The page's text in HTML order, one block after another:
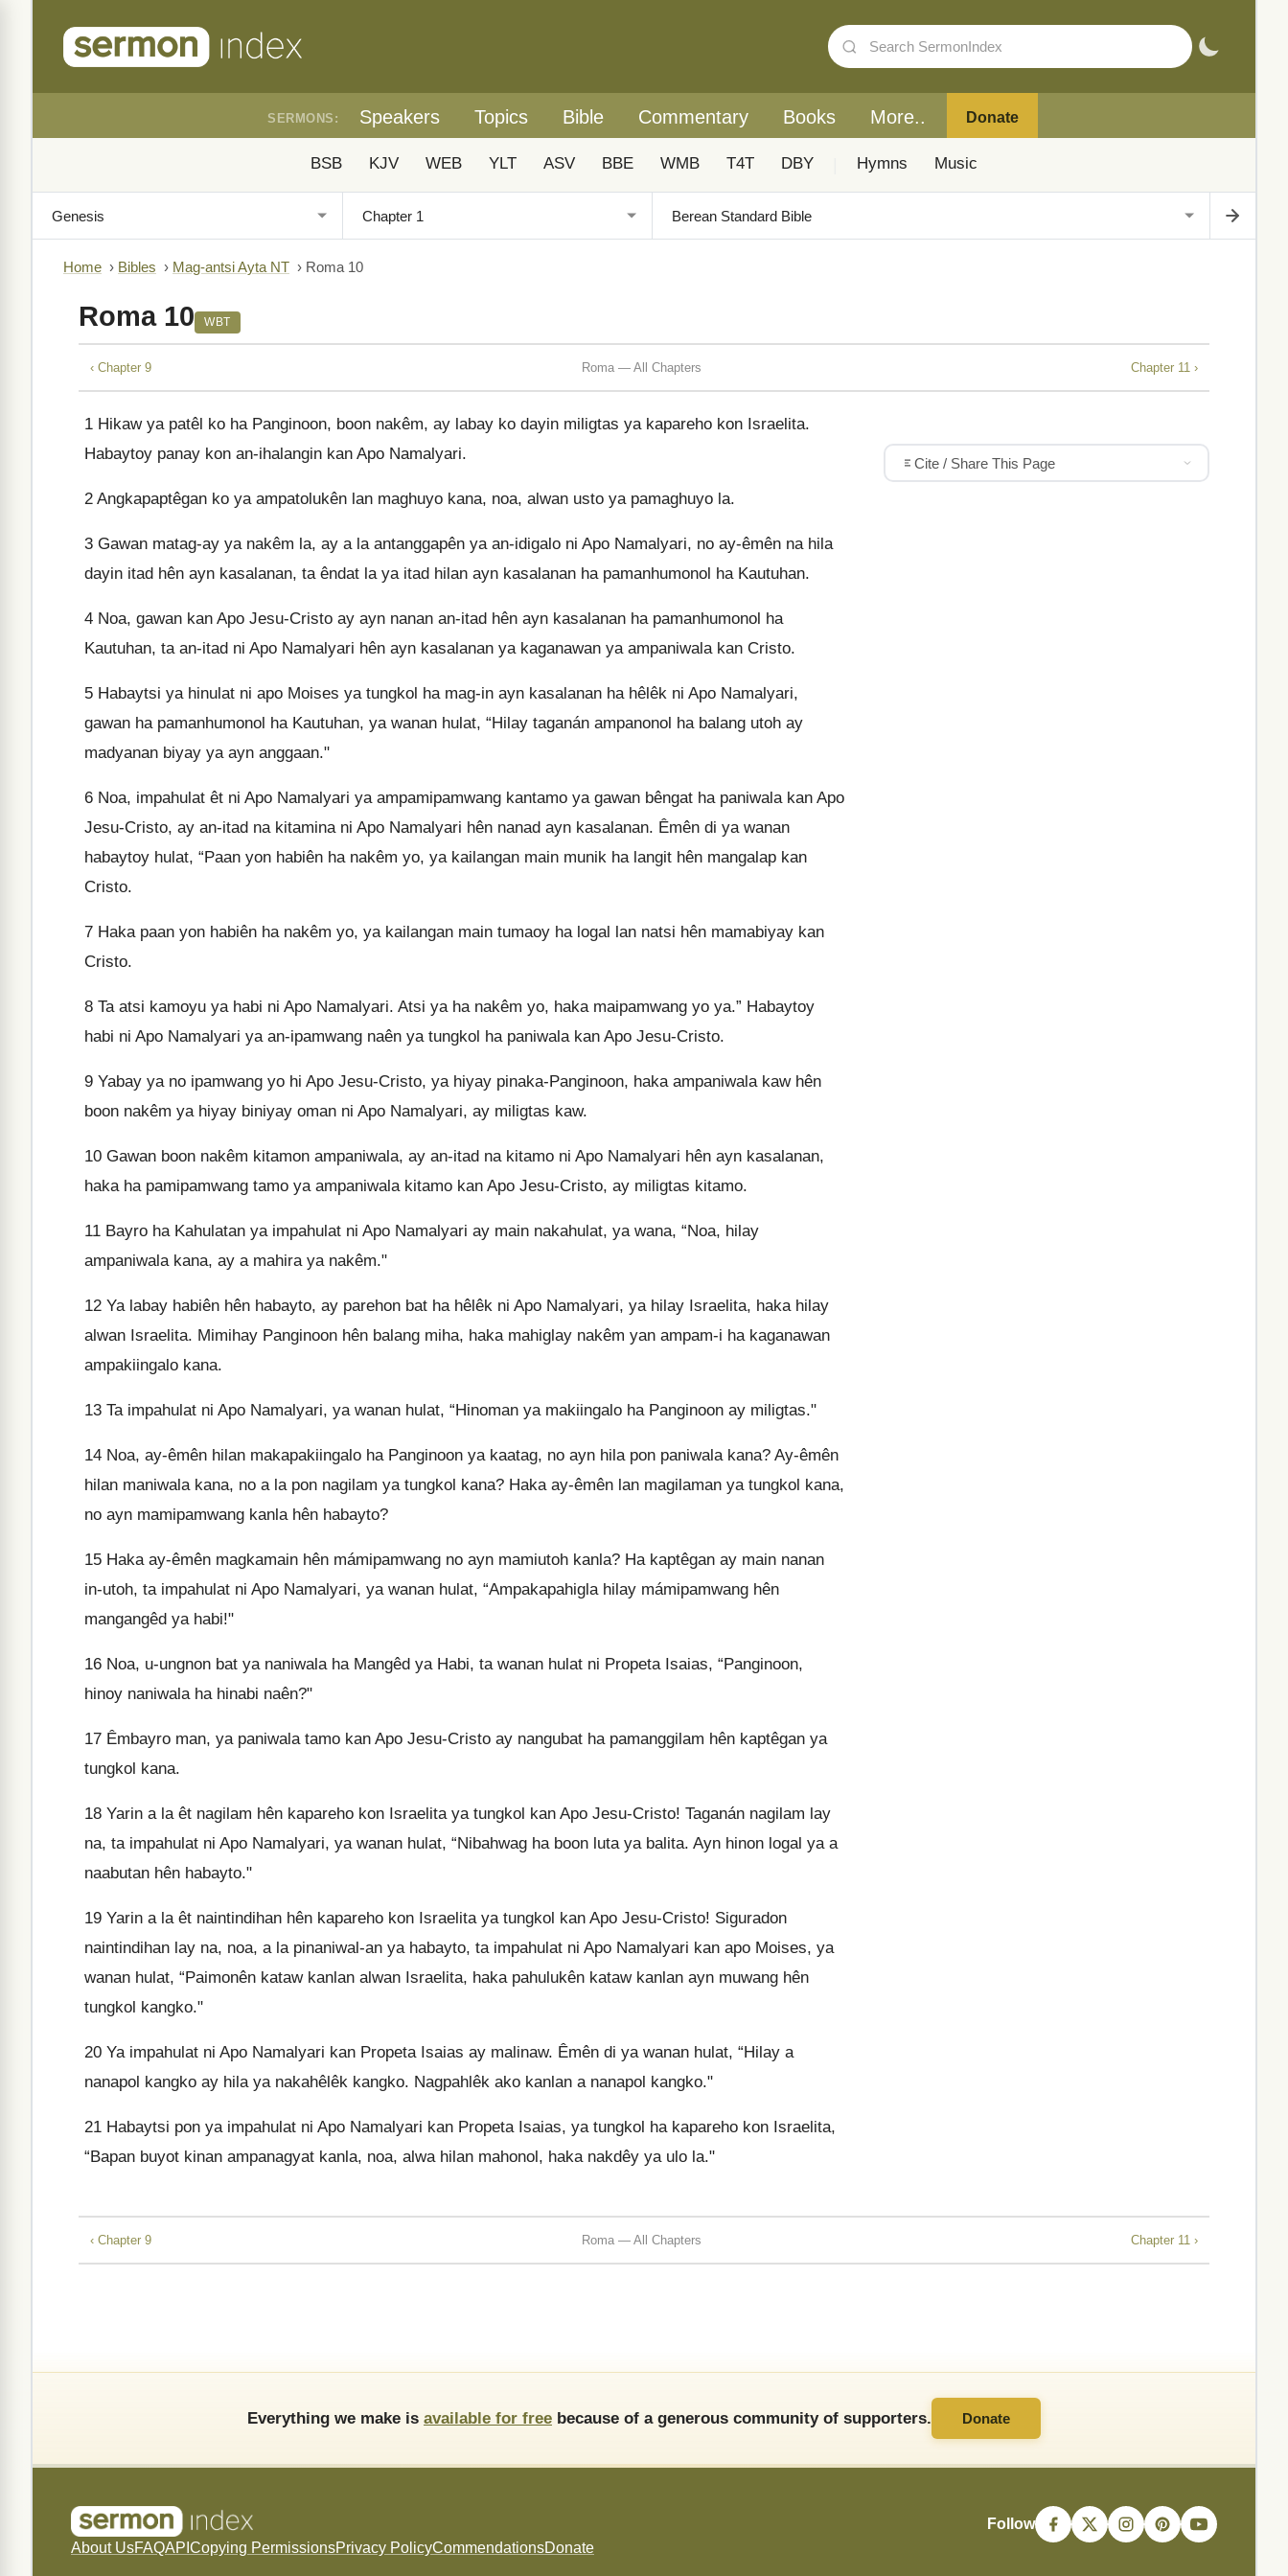
SERMONS: Speakers Topics Bible Commentary Books More.. Donate
BSB KJV WEB YLT ASV BBE WMB T4T DBY Hymns Music
Home › Bibles › Mag-antsi Ayta NT › Roma 10
Roma 10 WBT
‹ Chapter 9 Roma — All Chapters Chapter 11 ›
1 Hikaw ya patêl ko ha Panginoon, boon nakêm, ay labay ko dayin miligtas ya kapareho kon Israelita.
Habaytoy panay kon an-ihalangin kan Apo Namalyari.
2 Angkapaptêgan ko ya ampatolukên lan maghuyo kana, noa, alwan usto ya pamaghuyo la.
3 Gawan matag-ay ya nakêm la, ay a la antanggapên ya an-idigalo ni Apo Namalyari, no ay-êmên na hila
dayin itad hên ayn kasalanan, ta êndat la ya itad hilan ayn kasalanan ha pamanhumonol ha Kautuhan.
4 Noa, gawan kan Apo Jesu-Cristo ay ayn nanan an-itad hên ayn kasalanan ha pamanhumonol ha
Kautuhan, ta an-itad ni Apo Namalyari hên ayn kasalanan ya kaganawan ya ampaniwala kan Cristo.
5 Habaytsi ya hinulat ni apo Moises ya tungkol ha mag-in ayn kasalanan ha hêlêk ni Apo Namalyari,
gawan ha pamanhumonol ha Kautuhan, ya wanan hulat, “Hilay taganán ampanonol ha balang utoh ay
madyanan biyay ya ayn anggaan."
6 Noa, impahulat êt ni Apo Namalyari ya ampamipamwang kantamo ya gawan bêngat ha paniwala kan Apo
Jesu-Cristo, ay an-itad na kitamina ni Apo Namalyari hên nanad ayn kasalanan. Êmên di ya wanan
habaytoy hulat, “Paan yon habiên ha nakêm yo, ya kailangan main munik ha langit hên mangalap kan
Cristo.
7 Haka paan yon habiên ha nakêm yo, ya kailangan main tumaoy ha logal lan natsi hên mamabiyay kan
Cristo.
8 Ta atsi kamoyu ya habi ni Apo Namalyari. Atsi ya ha nakêm yo, haka maipamwang yo ya.” Habaytoy
habi ni Apo Namalyari ya an-ipamwang naên ya tungkol ha paniwala kan Apo Jesu-Cristo.
9 Yabay ya no ipamwang yo hi Apo Jesu-Cristo, ya hiyay pinaka-Panginoon, haka ampaniwala kaw hên
boon nakêm ya hiyay biniyay oman ni Apo Namalyari, ay miligtas kaw.
10 Gawan boon nakêm kitamon ampaniwala, ay an-itad na kitamo ni Apo Namalyari hên ayn kasalanan,
haka ha pamipamwang tamo ya ampaniwala kitamo kan Apo Jesu-Cristo, ay miligtas kitamo.
11 Bayro ha Kahulatan ya impahulat ni Apo Namalyari ay main nakahulat, ya wana, “Noa, hilay
ampaniwala kana, ay a mahira ya nakêm."
12 Ya labay habiên hên habayto, ay parehon bat ha hêlêk ni Apo Namalyari, ya hilay Israelita, haka hilay
alwan Israelita. Mimihay Panginoon hên balang miha, haka mahiglay nakêm yan ampam-i ha kaganawan
ampakiingalo kana.
13 Ta impahulat ni Apo Namalyari, ya wanan hulat, “Hinoman ya makiingalo ha Panginoon ay miligtas."
14 Noa, ay-êmên hilan makapakiingalo ha Panginoon ya kaatag, no ayn hila pon paniwala kana? Ay-êmên
hilan maniwala kana, no a la pon nagilam ya tungkol kana? Haka ay-êmên lan magilaman ya tungkol kana,
no ayn mamipamwang kanla hên habayto?
15 Haka ay-êmên magkamain hên mámipamwang no ayn mamiutoh kanla? Ha kaptêgan ay main nanan
in-utoh, ta impahulat ni Apo Namalyari, ya wanan hulat, “Ampakapahigla hilay mámipamwang hên
mangangêd ya habi!"
16 Noa, u-ungnon bat ya naniwala ha Mangêd ya Habi, ta wanan hulat ni Propeta Isaias, “Panginoon,
hinoy naniwala ha hinabi naên?"
17 Êmbayro man, ya paniwala tamo kan Apo Jesu-Cristo ay nangubat ha pamanggilam hên kaptêgan ya
tungkol kana.
18 Yarin a la êt nagilam hên kapareho kon Israelita ya tungkol kan Apo Jesu-Cristo! Taganán nagilam lay
na, ta impahulat ni Apo Namalyari, ya wanan hulat, “Nibahwag ha boon luta ya balita. Ayn hinon logal ya a
naabutan hên habayto."
19 Yarin a la êt naintindihan hên kapareho kon Israelita ya tungkol kan Apo Jesu-Cristo! Siguradon
naintindihan lay na, noa, a la pinaniwal-an ya habayto, ta impahulat ni Apo Namalyari kan apo Moises, ya
wanan hulat, “Paimonên kataw kanlan alwan Israelita, haka pahulukên kataw kanlan ayn muwang hên
tungkol kangko."
20 Ya impahulat ni Apo Namalyari kan Propeta Isaias ay malinaw. Êmên di ya wanan hulat, “Hilay a
nanapol kangko ay hila ya nakahêlêk kangko. Nagpahlêk ako kanlan a nanapol kangko."
21 Habaytsi pon ya impahulat ni Apo Namalyari kan Propeta Isaias, ya tungkol ha kapareho kon Israelita,
“Bapan buyot kinan ampanagyat kanla, noa, alwa hilan mahonol, haka nakdêy ya ulo la."
Cite / Share This Page
‹ Chapter 9 Roma — All Chapters Chapter 11 ›
Everything we make is available for free because of a generous community of supporters. Donate
About UsFAQAPI Copying PermissionsPrivacy PolicyCommendationsDonate
Follow